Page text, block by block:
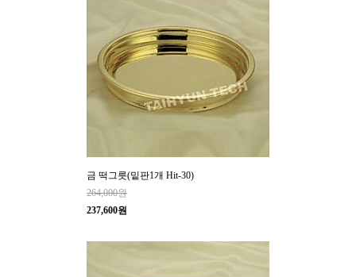
금 떡그릇(밑판1개 Hit-30)
264,000원
237,600원